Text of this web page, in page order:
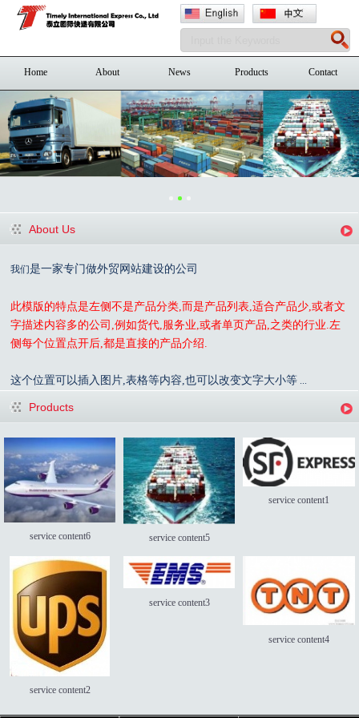
Home About News Products Contact
About Us
我们是一家专门做外贸网站建设的公司
此模版的特点是左侧不是产品分类,而是产品列表,适合产品少,或者文
字描述内容多的公司,例如货代,服务业,或者单页产品,之类的行业.左
侧每个位置点开后,都是直接的产品介绍.
这个位置可以插入图片,表格等内容,也可以改变文字大小等
Products
service content6 service content5
service content1
service content2
service content3
service content4